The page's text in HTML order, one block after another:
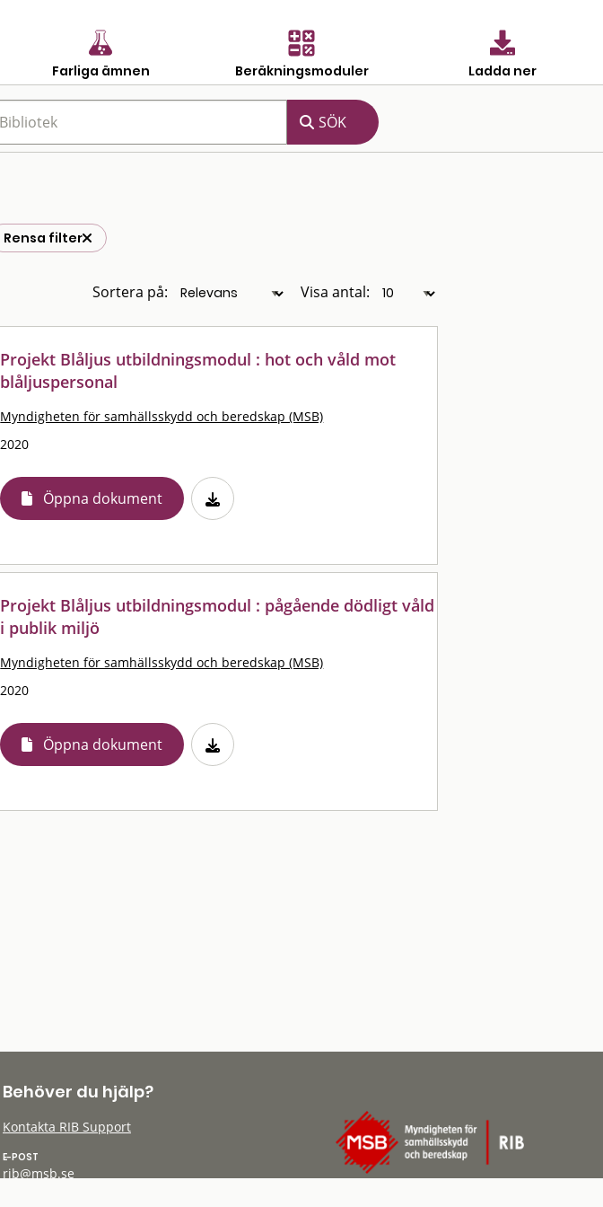
Farliga ämnen Beräkningsmoduler Ladda ner
Rensa filter
Sortera på: Visa antal:
Projekt Blåljus utbildningsmodul : hot och våld mot
blåljuspersonal
Myndigheten för samhällsskydd och beredskap (MSB)
2020
Öppna dokument
Projekt Blåljus utbildningsmodul : pågående dödligt våld
i publik miljö
Myndigheten för samhällsskydd och beredskap (MSB)
2020
Öppna dokument
Behöver du hjälp?
Kontakta RIB Support
E-POST
rib@msb.se